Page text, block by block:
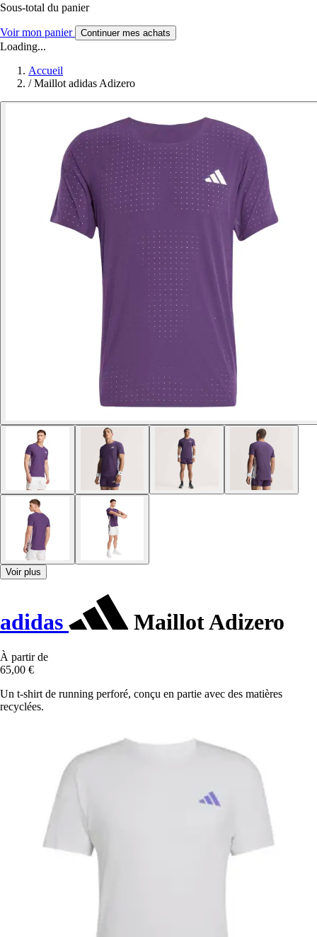
Sous-total du panier
Voir mon panier Continuer mes achats
Loading...
Accueil
/ Maillot adidas Adizero
Voir plus
adidas Maillot Adizero
À partir de
65,00 €
Un t-shirt de running perforé, conçu en partie avec des matières
recyclées.